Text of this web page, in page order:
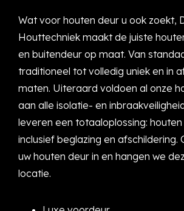
Wat voor houten deur u ook zoekt,
Houttechniek maakt de juiste
en buitendeur op maat. Van
traditioneel tot volledig uniek en in
maten. Uiteraard voldoen al onze
aan alle isolatie- en
leveren een totaaloplossing:
inclusief beglazing en afschildering.
uw houten deur in en hangen we
locatie.